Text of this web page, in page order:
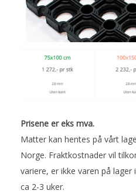
Prisene er eks mva.
Matter kan hentes på vårt
Norge. Fraktkostnader vil
variere, er ikke varen på
ca 2-3 uker.